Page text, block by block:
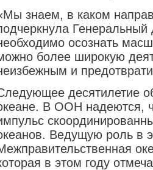
знаем, в каком
осознать
более широкую
и
десятилетие
В ООН надеются,
Ведущую роль в
в этом году